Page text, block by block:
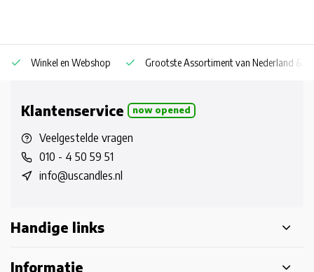
Winkel en Webshop Grootste Assortiment van Nederland &
Klantenservice now opened
Veelgestelde vragen
010 - 4 50 59 51
info@uscandles.nl
Handige links
Informatie